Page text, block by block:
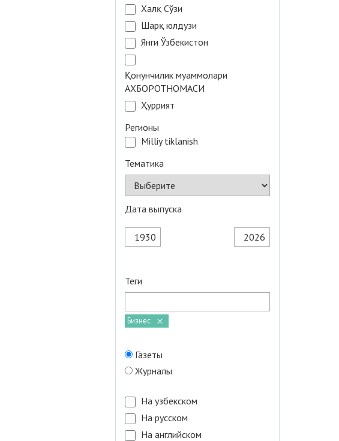
Халқ Сўзи
Шарқ юлдузи
Янги Ўзбекистон
Қонунчилик муаммолари
АХБОРОТНОМАСИ
Ҳуррият
Регионы
Milliy tiklanish
Тематика
Дата выпуска
Теги
Бизнес
Газеты
Журналы
На узбекском
На русском
На английском